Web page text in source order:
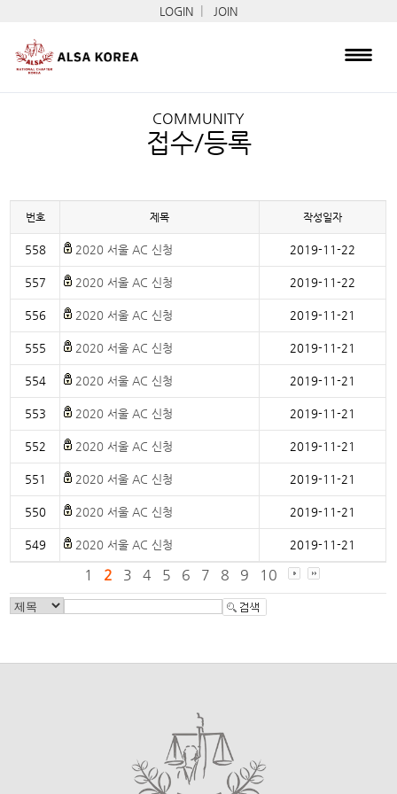
LOGIN JOIN
COMMUNITY
접수/등록
번호 제목 작성일자
558 2020 서울 AC 신청 2019-11-22
557 2020 서울 AC 신청 2019-11-22
556 2020 서울 AC 신청 2019-11-21
555 2020 서울 AC 신청 2019-11-21
554 2020 서울 AC 신청 2019-11-21
553 2020 서울 AC 신청 2019-11-21
552 2020 서울 AC 신청 2019-11-21
551 2020 서울 AC 신청 2019-11-21
550 2020 서울 AC 신청 2019-11-21
549 2020 서울 AC 신청 2019-11-21
1 2 3 4 5 6 7 8 9 10